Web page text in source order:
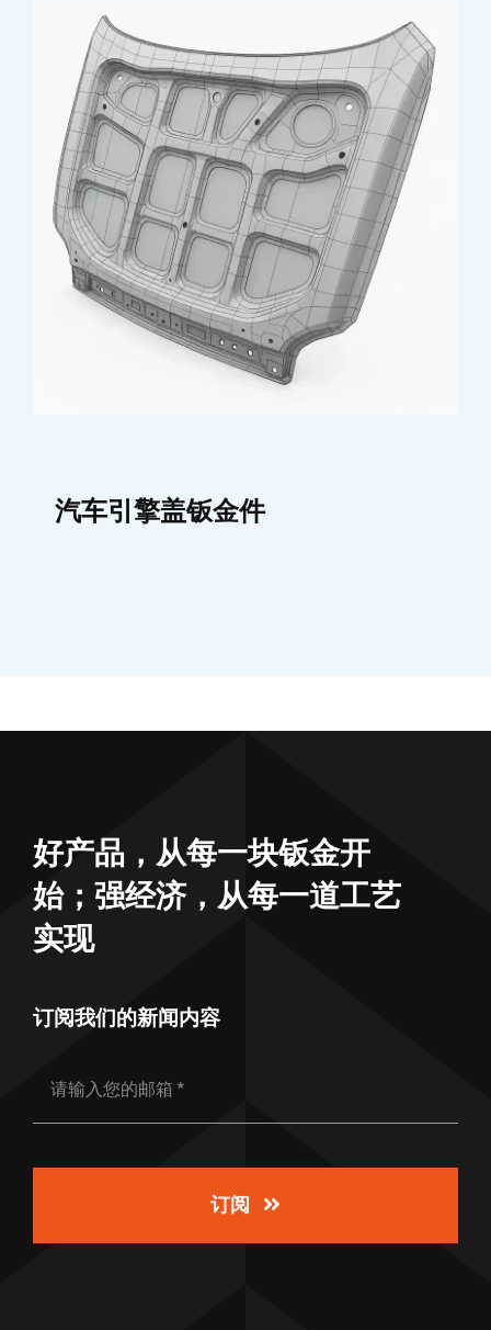
汽车引擎盖钣金件
好产品，从每一块钣金开
始；强经济，从每一道工艺
实现
订阅我们的新闻内容
订阅